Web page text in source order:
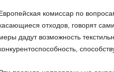
комиссар по
отходов, говорят
дадут возможность